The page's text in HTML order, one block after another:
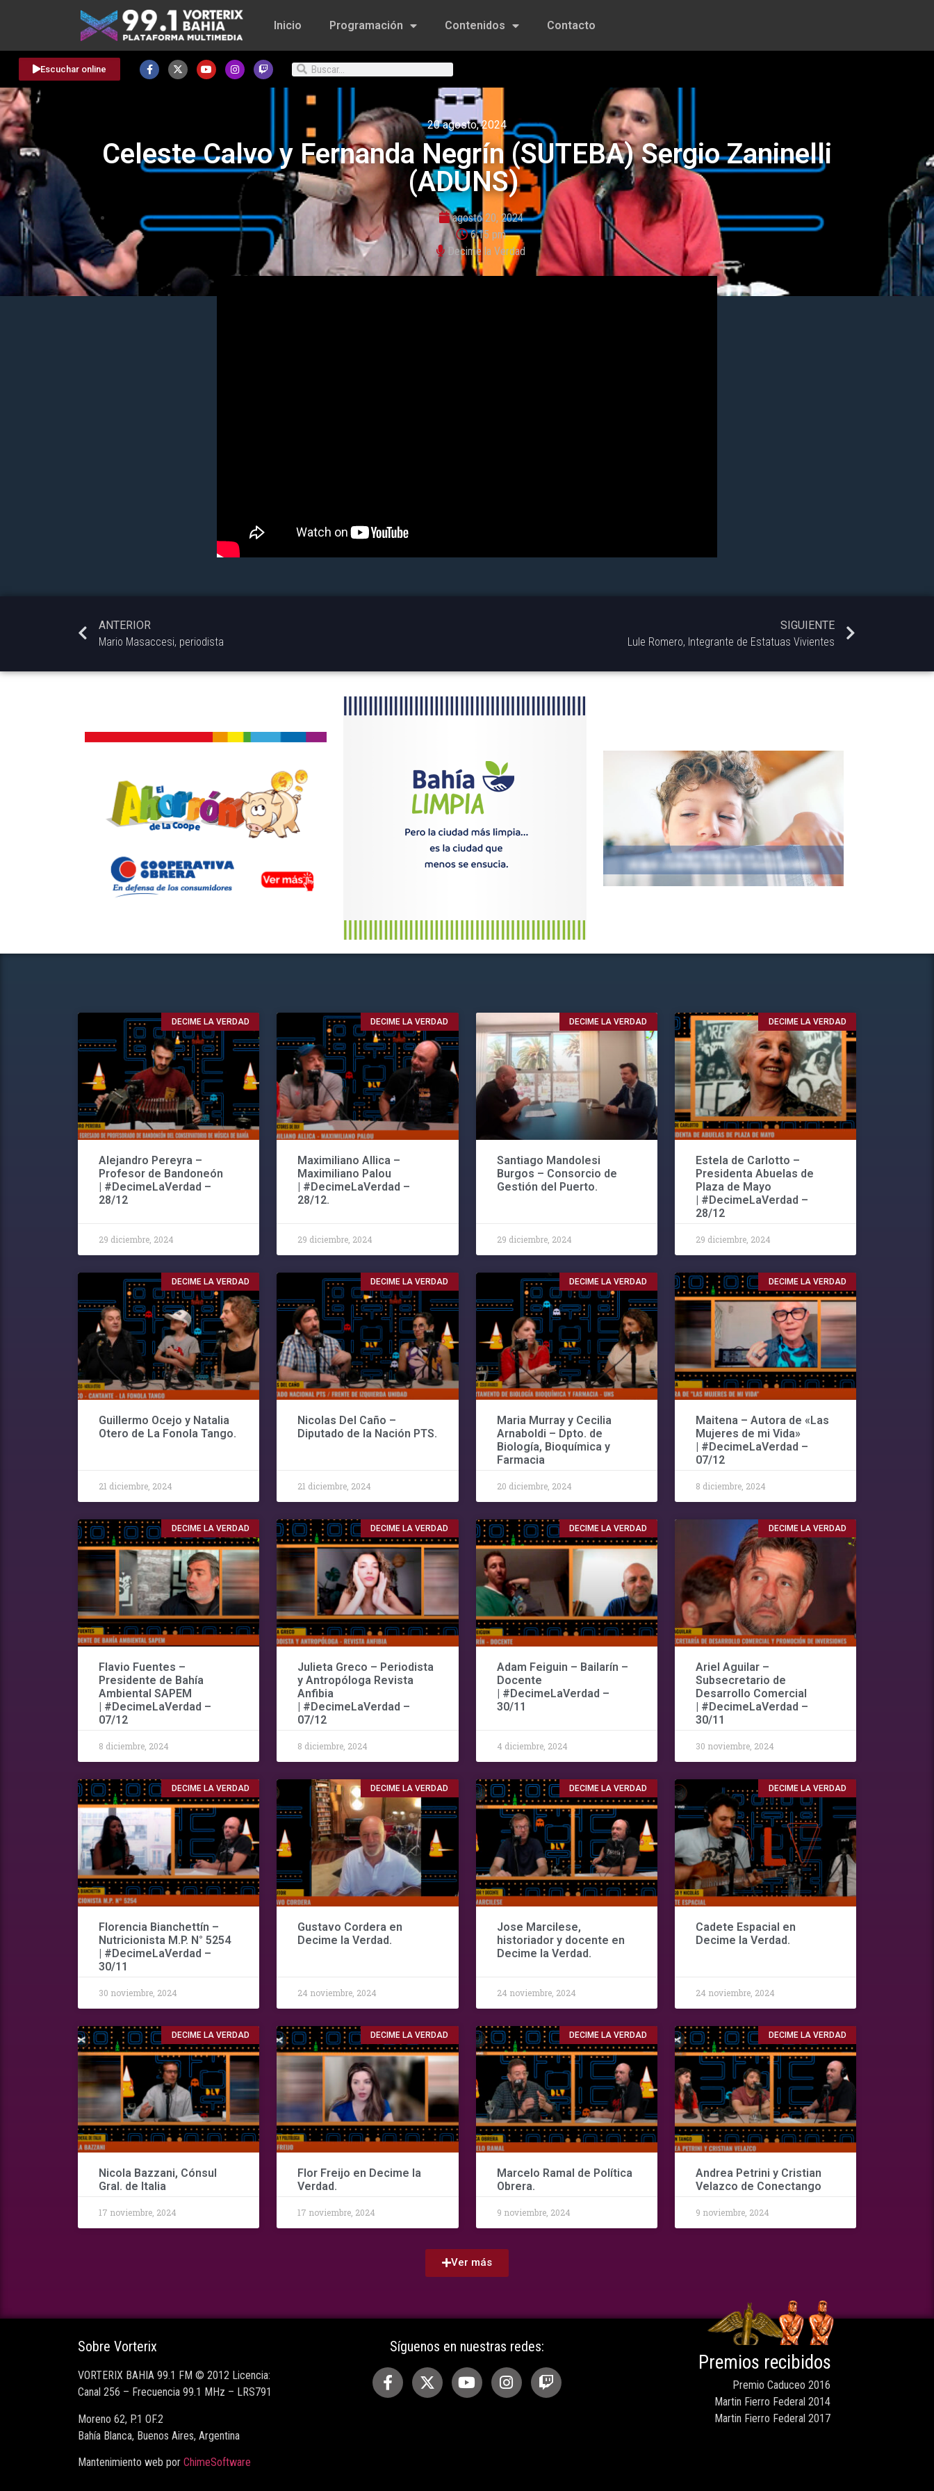
Inicio Programación Contenidos Contacto
Escuchar online
20 agosto, 2024
Celeste Calvo y Fernanda Negrín (SUTEBA) Sergio Zaninelli
(ADUNS)
agosto 20, 2024
6:15 pm
Decime la Verdad
ANTERIOR
Mario Masaccesi, periodista
SIGUIENTE
Lule Romero, Integrante de Estatuas Vivientes
DECIME LA VERDAD
Alejandro Pereyra –
Profesor de Bandoneón
| #DecimeLaVerdad –
28/12
29 diciembre, 2024
DECIME LA VERDAD
Maximiliano Allica –
Maximiliano Palou
| #DecimeLaVerdad –
28/12.
29 diciembre, 2024
DECIME LA VERDAD
Santiago Mandolesi
Burgos – Consorcio de
Gestión del Puerto.
29 diciembre, 2024
DECIME LA VERDAD
Estela de Carlotto –
Presidenta Abuelas de
Plaza de Mayo
| #DecimeLaVerdad –
28/12
29 diciembre, 2024
DECIME LA VERDAD
Guillermo Ocejo y Natalia
Otero de La Fonola Tango.
21 diciembre, 2024
DECIME LA VERDAD
Nicolas Del Caño –
Diputado de la Nación PTS.
21 diciembre, 2024
DECIME LA VERDAD
Maria Murray y Cecilia
Arnaboldi – Dpto. de
Biología, Bioquímica y
Farmacia
20 diciembre, 2024
DECIME LA VERDAD
Maitena – Autora de «Las
Mujeres de mi Vida»
| #DecimeLaVerdad –
07/12
8 diciembre, 2024
DECIME LA VERDAD
Flavio Fuentes –
Presidente de Bahía
Ambiental SAPEM
| #DecimeLaVerdad –
07/12
8 diciembre, 2024
DECIME LA VERDAD
Julieta Greco – Periodista
y Antropóloga Revista
Anfibia
| #DecimeLaVerdad –
07/12
8 diciembre, 2024
DECIME LA VERDAD
Adam Feiguin – Bailarín –
Docente
| #DecimeLaVerdad –
30/11
4 diciembre, 2024
DECIME LA VERDAD
Ariel Aguilar –
Subsecretario de
Desarrollo Comercial
| #DecimeLaVerdad –
30/11
30 noviembre, 2024
DECIME LA VERDAD
Florencia Bianchettín –
Nutricionista M.P. N° 5254
| #DecimeLaVerdad –
30/11
30 noviembre, 2024
DECIME LA VERDAD
Gustavo Cordera en
Decime la Verdad.
24 noviembre, 2024
DECIME LA VERDAD
Jose Marcilese,
historiador y docente en
Decime la Verdad.
24 noviembre, 2024
DECIME LA VERDAD
Cadete Espacial en
Decime la Verdad.
24 noviembre, 2024
DECIME LA VERDAD
Nicola Bazzani, Cónsul
Gral. de Italia
17 noviembre, 2024
DECIME LA VERDAD
Flor Freijo en Decime la
Verdad.
17 noviembre, 2024
DECIME LA VERDAD
Marcelo Ramal de Política
Obrera.
9 noviembre, 2024
DECIME LA VERDAD
Andrea Petrini y Cristian
Velazco de Conectango
9 noviembre, 2024
Ver más
Sobre Vorterix
VORTERIX BAHIA 99.1 FM © 2012 Licencia:
Canal 256 – Frecuencia 99.1 MHz – LRS791
Moreno 62, P.1 OF.2
Bahía Blanca, Buenos Aires, Argentina
Mantenimiento web por ChimeSoftware
Síguenos en nuestras redes:
Premios recibidos
Premio Caduceo 2016
Martin Fierro Federal 2014
Martin Fierro Federal 2017